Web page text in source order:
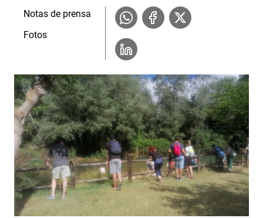
Notas de prensa
Fotos